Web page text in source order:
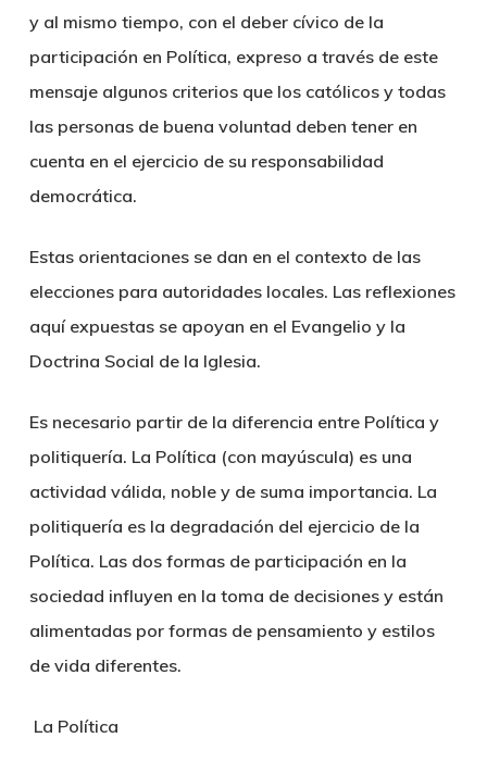
y al mismo tiempo, con el deber cívico de la
participación en Política, expreso a través de este
mensaje algunos criterios que los católicos y todas
las personas de buena voluntad deben tener en
cuenta en el ejercicio de su responsabilidad
democrática.
Estas orientaciones se dan en el contexto de las
elecciones para autoridades locales. Las reflexiones
aquí expuestas se apoyan en el Evangelio y la
Doctrina Social de la Iglesia.
Es necesario partir de la diferencia entre Política y
politiquería. La Política (con mayúscula) es una
actividad válida, noble y de suma importancia. La
politiquería es la degradación del ejercicio de la
Política. Las dos formas de participación en la
sociedad influyen en la toma de decisiones y están
alimentadas por formas de pensamiento y estilos
de vida diferentes.
La Política